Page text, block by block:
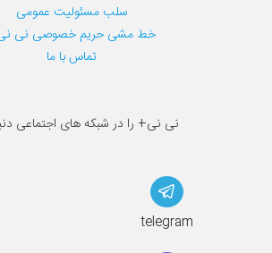
سلب مسئولیت عمومی
خط مشی حریم خصوصی نی
تماس با ما
نی نی+ را در شبکه های اجتماعی
telegram